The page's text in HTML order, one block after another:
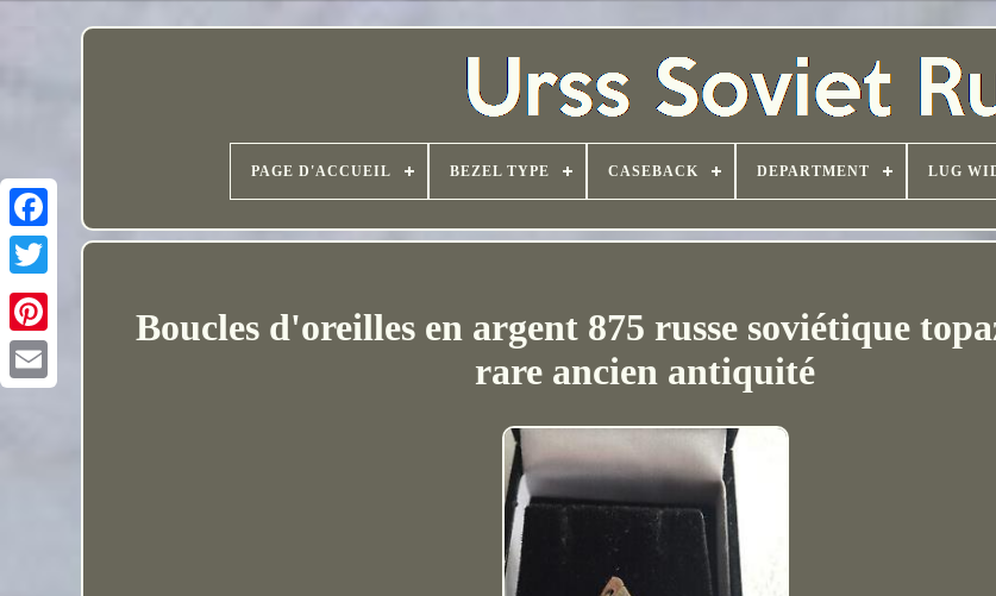
PAGE D'ACCUEIL BEZEL TYPE CASEBACK DEPARTMENT LUG
Boucles d'oreilles en argent 875 russe soviétique
rare ancien antiquité